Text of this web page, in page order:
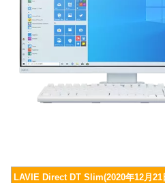
LAVIE Direct DT Slim(2020年12月21